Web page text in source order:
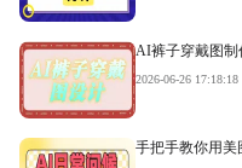
AI裤子穿戴图制
2026-06-26 17:18:18
手把手教你用